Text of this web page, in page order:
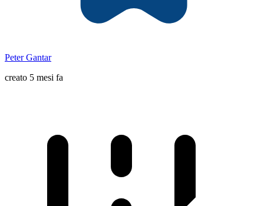
Peter Gantar
creato 5 mesi fa